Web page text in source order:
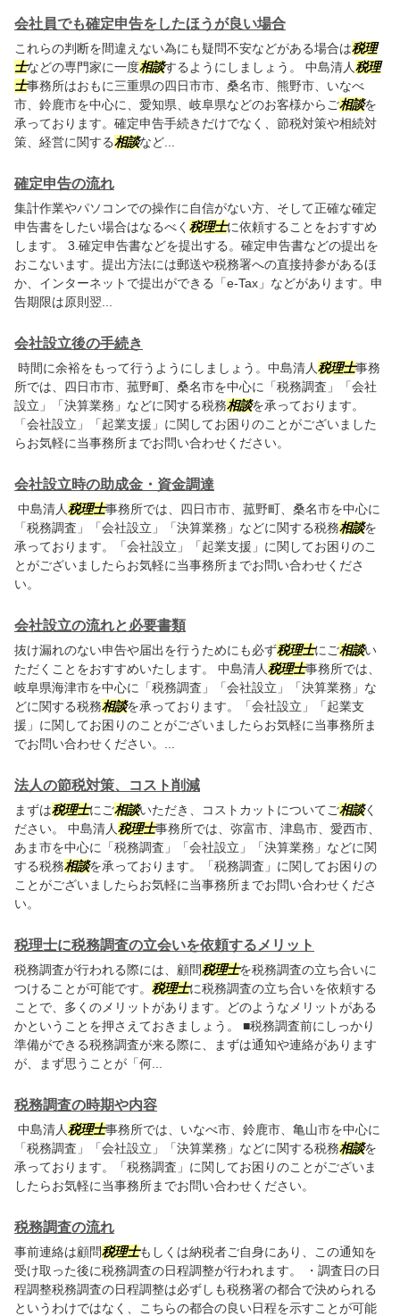
会社員でも確定申告をしたほうが良い場合
これらの判断を間違えない為にも疑問不安などがある場合は税理
士などの専門家に一度相談するようにしましょう。 中島清人税理
士事務所はおもに三重県の四日市市、桑名市、熊野市、いなべ
市、鈴鹿市を中心に、愛知県、岐阜県などのお客様からご相談を
承っております。確定申告手続きだけでなく、節税対策や相続対
策、経営に関する相談など...
確定申告の流れ
集計作業やパソコンでの操作に自信がない方、そして正確な確定
申告書をしたい場合はなるべく 税理士に依頼することをおすすめ
します。 3.確定申告書などを提出する。確定申告書などの提出を
おこないます。提出方法には郵送や税務署への直接持参があるほ
か、インターネットで提出ができる「e-Tax」などがあります。申
告期限は原則翌...
会社設立後の手続き
時間に余裕をもって行うようにしましょう。中島清人税理士事務
所では、四日市市、菰野町、桑名市を中心に「税務調査」「会社
設立」「決算業務」などに関する税務相談を承っております。
「会社設立」「起業支援」に関してお困りのことがございました
らお気軽に当事務所までお問い合わせください。
会社設立時の助成金・資金調達
中島清人税理士事務所では、四日市市、菰野町、桑名市を中心に
「税務調査」「会社設立」「決算業務」などに関する税務相談を
承っております。「会社設立」「起業支援」に関してお困りのこ
とがございましたらお気軽に当事務所までお問い合わせくださ
い。
会社設立の流れと必要書類
抜け漏れのない申告や届出を行うためにも必ず税理士にご相談い
ただくことをおすすめいたします。 中島清人税理士事務所では、
岐阜県海津市を中心に「税務調査」「会社設立」「決算業務」な
どに関する税務相談を承っております。「会社設立」「起業支
援」に関してお困りのことがございましたらお気軽に当事務所ま
でお問い合わせください。...
法人の節税対策、コスト削減
まずは税理士にご相談いただき、コストカットについてご相談く
ださい。 中島清人税理士事務所では、弥富市、津島市、愛西市、
あま市を中心に「税務調査」「会社設立」「決算業務」などに関
する税務相談を承っております。「税務調査」に関してお困りの
ことがございましたらお気軽に当事務所までお問い合わせくださ
い。
税理士に税務調査の立会いを依頼するメリット
税務調査が行われる際には、顧問税理士を税務調査の立ち合いに
つけることが可能です。 税理士に税務調査の立ち合いを依頼する
ことで、多くのメリットがあります。どのようなメリットがある
かということを押さえておきましょう。 ■税務調査前にしっかり
準備ができる税務調査が来る際に、まずは通知や連絡があります
が、まず思うことが「何...
税務調査の時期や内容
中島清人税理士事務所では、いなべ市、鈴鹿市、亀山市を中心に
「税務調査」「会社設立」「決算業務」などに関する税務相談を
承っております。「税務調査」に関してお困りのことがございま
したらお気軽に当事務所までお問い合わせください。
税務調査の流れ
事前連絡は顧問税理士もしくは納税者ご自身にあり、この通知を
受け取った後に税務調査の日程調整が行われます。 ・調査日の日
程調整税務調査の日程調整は必ずしも税務署の都合で決められる
というわけではなく、こちらの都合の良い日程を示すことが可能